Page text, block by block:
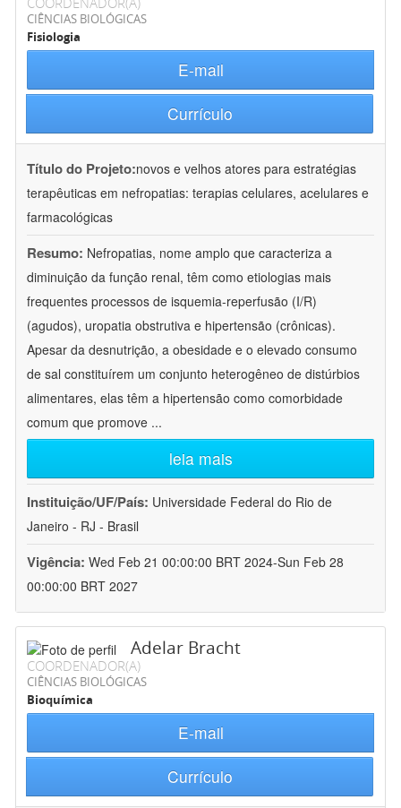
CIÊNCIAS BIOLÓGICAS
Fisiologia
E-mail
Currículo
Título do Projeto:novos e velhos atores para estratégias
terapêuticas em nefropatias: terapias celulares, acelulares e
farmacológicas
Resumo: Nefropatias, nome amplo que caracteriza a
diminuição da função renal, têm como etiologias mais
frequentes processos de isquemia-reperfusão (I/R)
(agudos), uropatia obstrutiva e hipertensão (crônicas).
Apesar da desnutrição, a obesidade e o elevado consumo
de sal constituírem um conjunto heterogêneo de distúrbios
alimentares, elas têm a hipertensão como comorbidade
comum que promove ...
leia mais
Instituição/UF/País: Universidade Federal do Rio de
Janeiro - RJ - Brasil
Vigência: Wed Feb 21 00:00:00 BRT 2024-Sun Feb 28
00:00:00 BRT 2027
Adelar Bracht
COORDENADOR(A)
CIÊNCIAS BIOLÓGICAS
Bioquímica
E-mail
Currículo